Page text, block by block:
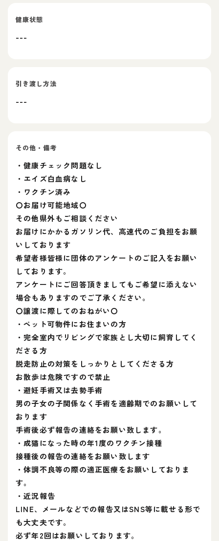
健康状態
---
引き渡し方法
---
その他・備考
・健康チェック問題なし
・エイズ白血病なし
・ワクチン済み
〇お届け可能地域〇
その他県外もご相談ください
お届けにかかるガソリン代、高速代のご負担をお願
いしております
希望者様皆様に団体のアンケートのご記入をお願い
しております。
アンケートにご回答頂きましてもご希望に添えない
場合もありますのでご了承ください。
〇譲渡に際してのおねがい〇
・ペット可物件にお住まいの方
・完全室内でリビングで家族とし大切に飼育してく
ださる方
脱走防止の対策をしっかりとしてくださる方
お散歩は危険ですので禁止
・避妊手術又は去勢手術
男の子女の子関係なく手術を適齢期でのお願いして
おります
手術後必ず報告の連絡をお願い致します。
・成猫になった時の年1度のワクチン接種
接種後の報告の連絡をお願い致します
・体調不良等の際の適正医療をお願いしておりま
す。
・近況報告
LINE、メールなどでの報告又はSNS等に載せる形で
も大丈夫です。
必ず年2回はお願いしております。